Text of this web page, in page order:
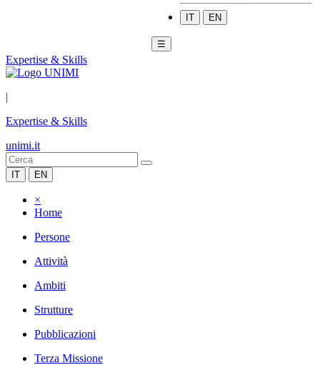
IT EN
☰
Expertise & Skills
|
Expertise & Skills
unimi.it
IT EN
×
Home
Persone
Attività
Ambiti
Strutture
Pubblicazioni
Terza Missione